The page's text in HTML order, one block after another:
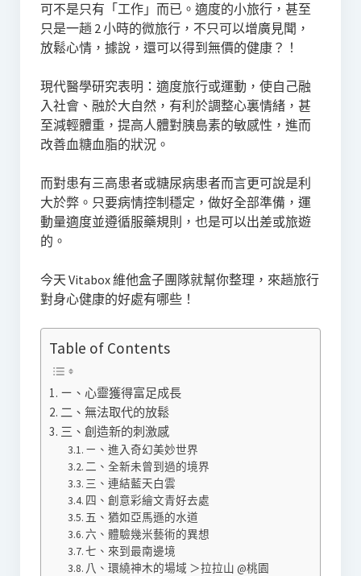
可不是只有「工作」而已。適度的小旅行，甚至
只是一趟 2 小時的微旅行，不只可以增廣見聞，
放鬆心情，據說，還可以得到無價的健康？！
現代醫學研究表明：適度旅行或運動，使自己融
入社會、融於大自然，有利於調整心裏情緒，甚
至減輕體重，提高人體對胰島素的敏感性，進而
改善血糖血脂的狀況。
而對患有三高患者或糖尿病患者而言更可說是利
大於弊。只要病情控制穩定，做好全部準備，運
動量適度並遵循服藥規則，也是可以出差或旅遊
的。
今天 Vitabox 維他盒子團隊就幫你整理，來趟旅行
對身心健康的好處有哪些！
Table of Contents
ㄧ、心靈獲得富足成長
二、無法取代的放鬆
三、創造新的刺激感
ㄧ、進入奇幻美妙世界
二、全新未曾到過的境界
三、連結藍天白雲
四、創意彩繪文青好去處
五、猶如亞馬遜的水道
六、體驗幾米藝術的異想
七、來到最南邊境
八、環繞神木的場域 ＞拉拉山 @桃園